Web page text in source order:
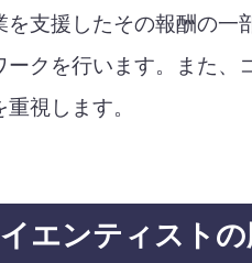
を支援したその報酬の一
クを行います。また、
視します。
エンティストの